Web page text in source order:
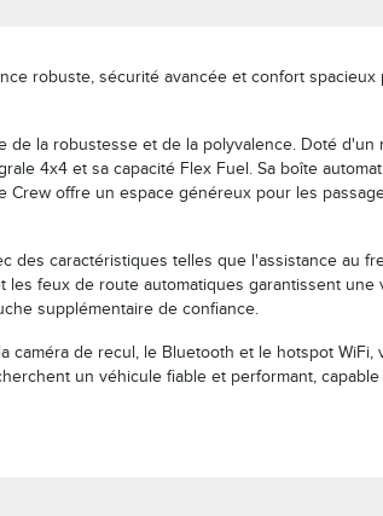
robuste, sécurité avancée et confort
de la robustesse et de la polyvalence. Doté
4x4 et sa capacité Flex Fuel. Sa boîte
Crew offre un espace généreux pour les
des caractéristiques telles que l'assistance au
les feux de route automatiques garantissent
supplémentaire de confiance.
caméra de recul, le Bluetooth et le hotspot
un véhicule fiable et performant,